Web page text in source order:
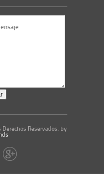
Reservados. by